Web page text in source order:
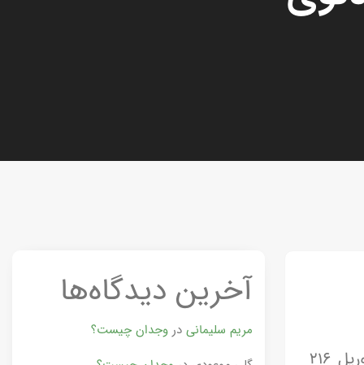
مانی (۲۱۶–۲۷۴ میلادی) فیلسوف، شاعر، نویسنده، پزشک، نگارگر و بنیان‌گذار آیین مانوی بود. او در ۱۴ آوریل ۲۱۶
آخرین دیدگاه‌ها
مریم سلیمانی دروجدان چیست؟